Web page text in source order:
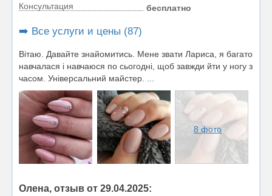
Консультация бесплатно
➡️ Все услуги и цены (87)
Вітаю. Давайте знайомитись. Мене звати Лариса, я багато
навчалася і навчаюся по сьогодні, щоб завжди йти у ногу з
часом. Універсальний майстер. ...
8 фото
Олена, отзыв от 29.04.2025: